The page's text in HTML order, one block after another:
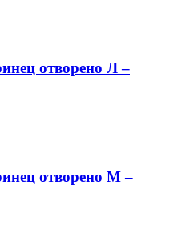
отворено Л –
отворено М –